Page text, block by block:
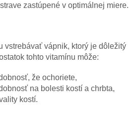
zastúpené v optimálnej miere.
vstrebávať vápnik, ktorý je dôležitý
tohto vitamínu môže:
že ochoriete,
na bolesti kostí a chrbta,
kostí.